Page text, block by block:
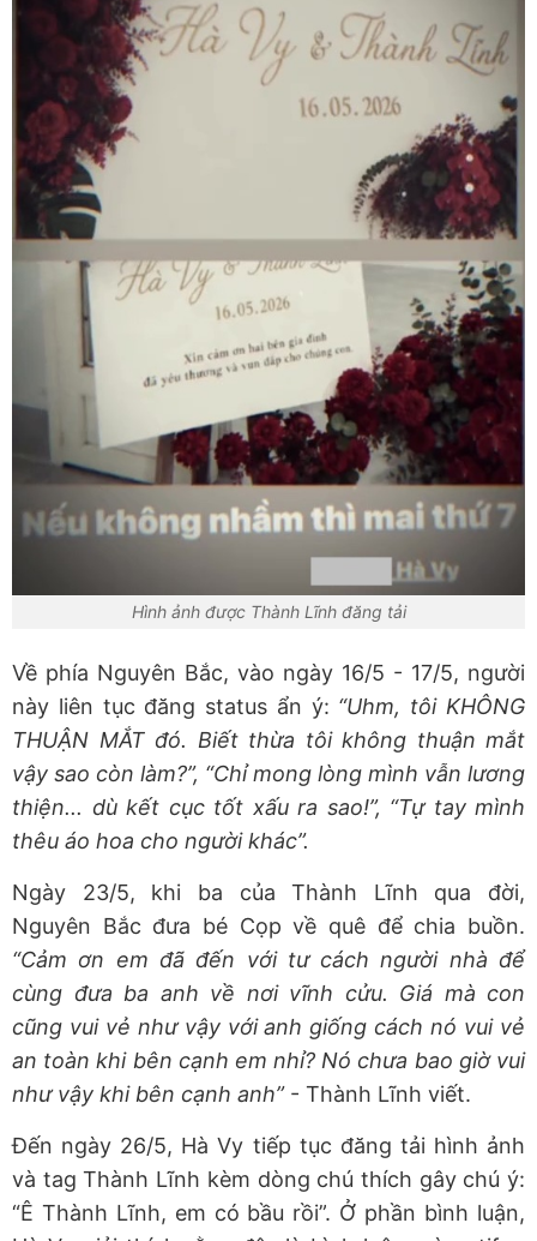
Hình ảnh được Thành Lĩnh đăng tải
Về phía Nguyên Bắc, vào ngày 16/5 - 17/5, người
này liên tục đăng status ẩn ý: “Uhm, tôi KHÔNG
THUẬN MẮT đó. Biết thừa tôi không thuận mắt
vậy sao còn làm?”, “Chỉ mong lòng mình vẫn lương
thiện... dù kết cục tốt xấu ra sao!”, “Tự tay mình
thêu áo hoa cho người khác”.
Ngày 23/5, khi ba của Thành Lĩnh qua đời,
Nguyên Bắc đưa bé Cọp về quê để chia buồn.
“Cảm ơn em đã đến với tư cách người nhà để
cùng đưa ba anh về nơi vĩnh cửu. Giá mà con
cũng vui vẻ như vậy với anh giống cách nó vui vẻ
an toàn khi bên cạnh em nhỉ? Nó chưa bao giờ vui
như vậy khi bên cạnh anh” - Thành Lĩnh viết.
Đến ngày 26/5, Hà Vy tiếp tục đăng tải hình ảnh
và tag Thành Lĩnh kèm dòng chú thích gây chú ý:
“Ê Thành Lĩnh, em có bầu rồi”. Ở phần bình luận,